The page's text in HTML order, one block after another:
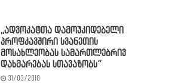
,,ადვოკატთა დამოუკიდებელი
პროფკავშირი სვანეთის
მოსახლეობას სამართლებრივ
დახმარებას სთავაზობს”
31/03/2018